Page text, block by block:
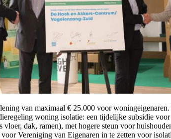
van maximaal € 25.000 voor
woning isolatie: een tijdelijke subsidie
vloer, dak, ramen), met hogere steun voor
Vereniging van Eigenaren in te zetten voor